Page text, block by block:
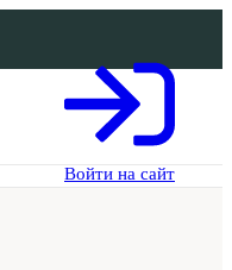
Войти на сайт